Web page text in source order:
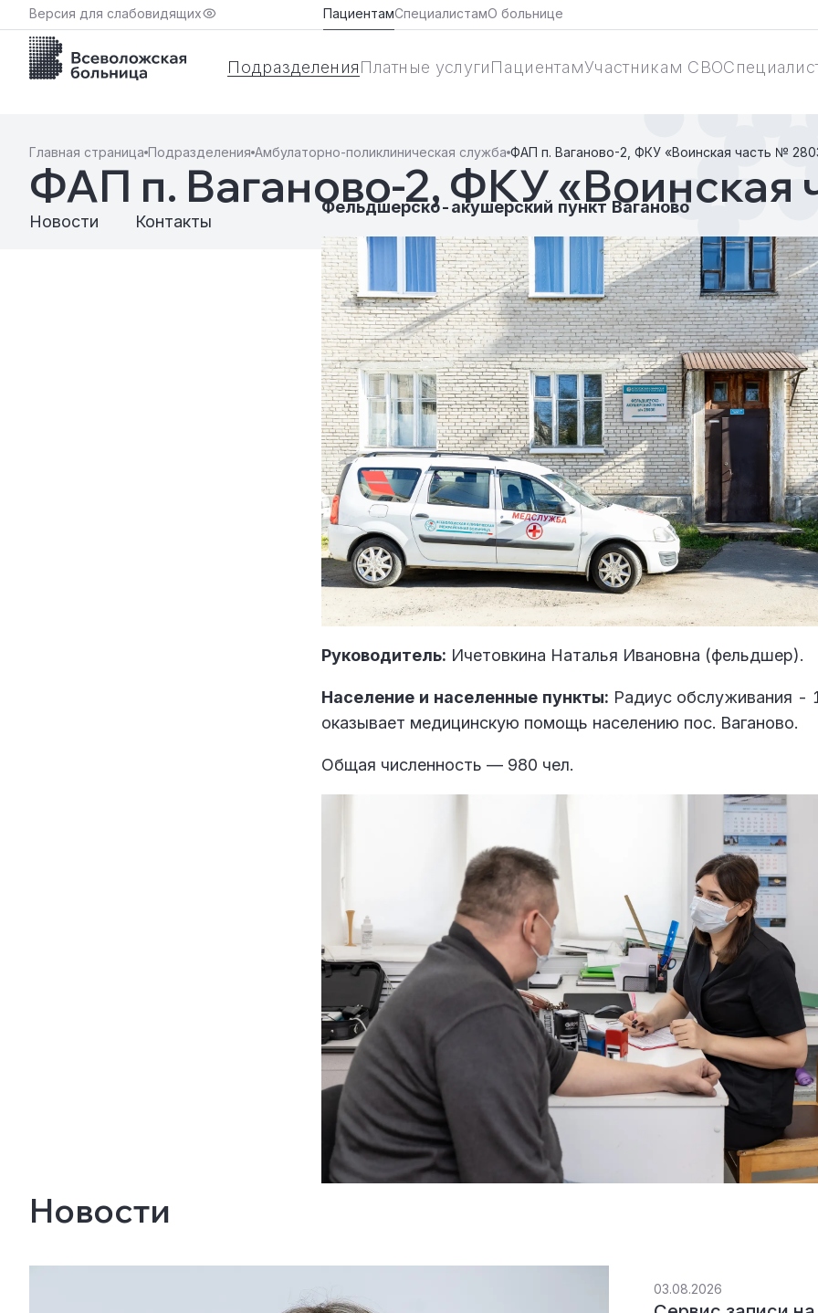
Версия для слабовидящих ПациентамСпециалистамО больнице
ПодразделенияПлатные услугиПациентамУчастникам СВО
Главная страница Подразделения Амбулаторно-поликлиническая служба ФАП п. Ваганово-2, ФКУ «Воинская часть №
ФАП п. Ваганово-2, ФКУ «Воинская
Новости Контакты
Фельдшерско-акушерский пункт Ваганово
Руководитель: Ичетовкина Наталья Ивановна (фельдшер).
Население и населенные пункты: Радиус обслуживания -
оказывает медицинскую помощь населению пос. Ваганово.
Общая численность — 980 чел.
Новости
03.08.2026